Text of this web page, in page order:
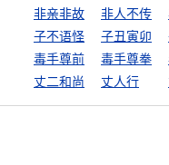
非亲非故
非人不传
子不语怪
子丑寅卯
毒手尊前
毒手尊拳
丈二和尚
丈人行